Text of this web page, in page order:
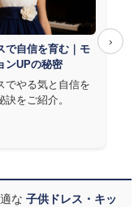
›
で自信を育む｜モ
ンUPの秘密
でやる気と自信を
訣をご紹介。
な 子供ドレス・キッ